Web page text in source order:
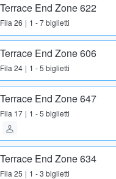
Terrace End Zone 622
Fila 26 1 - 7 biglietti
Terrace End Zone 606
Fila 24 1 - 5 biglietti
Terrace End Zone 647
Fila 17 1 - 5 biglietti
Terrace End Zone 634
Fila 25 1 - 3 biglietti